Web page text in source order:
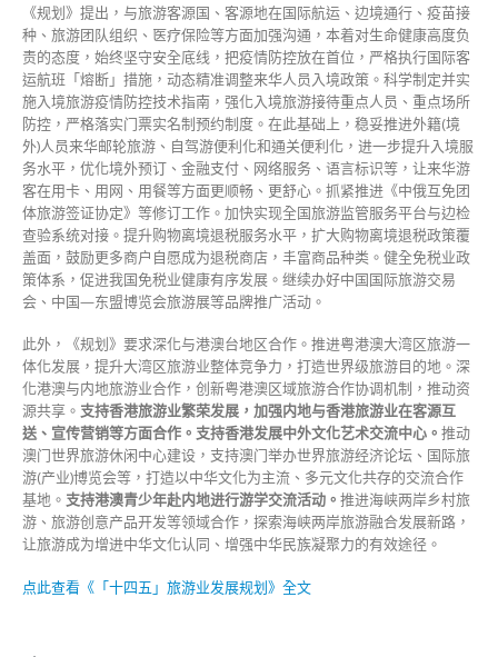
《规划》提出，与旅游客源国、客源地在国际航运、边境通行、疫苗接
种、旅游团队组织、医疗保险等方面加强沟通，本着对生命健康高度负
责的态度，始终坚守安全底线，把疫情防控放在首位，严格执行国际客
运航班「熔断」措施，动态精准调整来华人员入境政策。科学制定并实
施入境旅游疫情防控技术指南，强化入境旅游接待重点人员、重点场所
防控，严格落实门票实名制预约制度。在此基础上，稳妥推进外籍(境
外)人员来华邮轮旅游、自驾游便利化和通关便利化，进一步提升入境服
务水平，优化境外预订、金融支付、网络服务、语言标识等，让来华游
客在用卡、用网、用餐等方面更顺畅、更舒心。抓紧推进《中俄互免团
体旅游签证协定》等修订工作。加快实现全国旅游监管服务平台与边检
查验系统对接。提升购物离境退税服务水平，扩大购物离境退税政策覆
盖面，鼓励更多商户自愿成为退税商店，丰富商品种类。健全免税业政
策体系，促进我国免税业健康有序发展。继续办好中国国际旅游交易
会、中国—东盟博览会旅游展等品牌推广活动。
此外，《规划》要求深化与港澳台地区合作。推进粤港澳大湾区旅游一
体化发展，提升大湾区旅游业整体竞争力，打造世界级旅游目的地。深
化港澳与内地旅游业合作，创新粤港澳区域旅游合作协调机制，推动资
源共享。 支持香港旅游业繁荣发展，加强内地与香港旅游业在客源互
送、宣传营销等方面合作。支持香港发展中外文化艺术交流中心。 推动
澳门世界旅游休闲中心建设，支持澳门举办世界旅游经济论坛、国际旅
游(产业)博览会等，打造以中华文化为主流、多元文化共存的交流合作
基地。 支持港澳青少年赴内地进行游学交流活动。 推进海峡两岸乡村旅
游、旅游创意产品开发等领域合作，探索海峡两岸旅游融合发展新路，
让旅游成为增进中华文化认同、增强中华民族凝聚力的有效途径。
点此查看《「十四五」旅游业发展规划》全文